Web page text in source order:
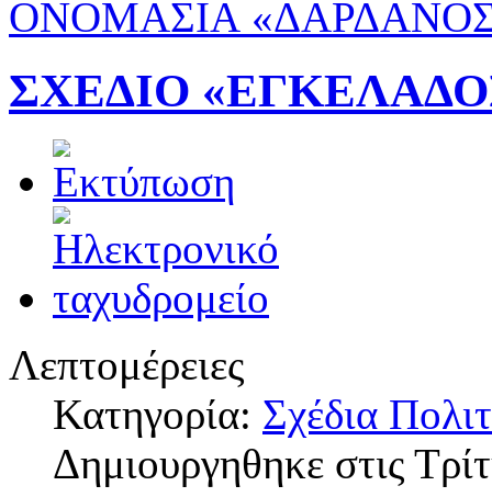
ΟΝΟΜΑΣΙΑ
ΣΧΕΔΙΟ
Λεπτομέρειες
Κατηγορία: Σχέδια
Δημιουργηθηκε στις